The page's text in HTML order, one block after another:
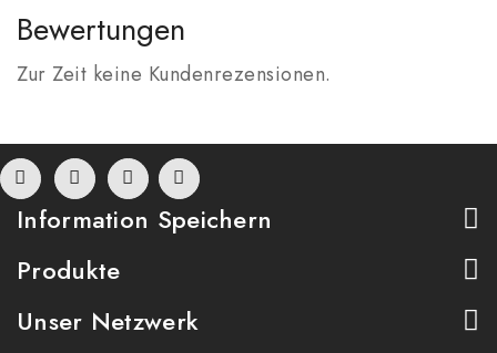
Bewertungen
Zur Zeit keine Kundenrezensionen.
Information Speichern
Produkte
Unser Netzwerk